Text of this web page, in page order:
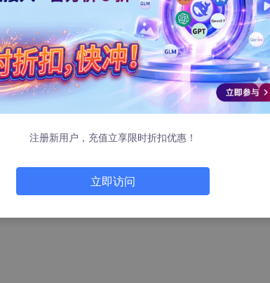
和Linux，Fiddler
注册新用户，充值立享限时折扣优惠！
立即访问